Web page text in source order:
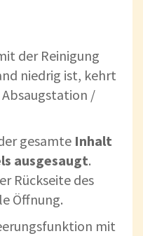
der Reinigung
niedrig ist, kehrt
Absaugstation /
gesamte Inhalt
ausgesaugt.
Rückseite des
Öffnung.
mit